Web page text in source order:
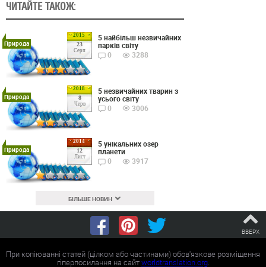
ЧИТАЙТЕ ТАКОЖ:
2015
23
Серп
Природа
5 найбільш незвичайних
парків світу
0
3288
2018
8
Черв
Природа
5 незвичайних тварин з
усього світу
0
3006
2014
12
Лист
Природа
5 унікальних озер
планети
0
3917
БІЛЬШЕ НОВИН
ВВЕРХ
При копіюванні статей (цілком або частинами) обов'язкове розміщення
гіперпосилання на сайтworldtranslation.org.